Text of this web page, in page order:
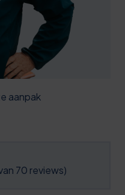
aanpak
70 reviews)